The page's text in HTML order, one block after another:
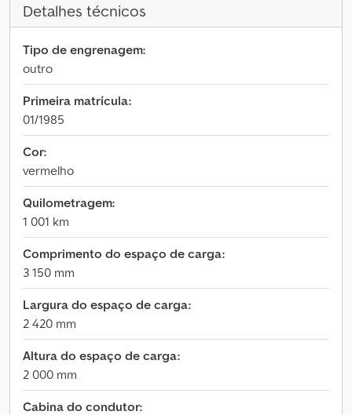
Detalhes técnicos
Tipo de engrenagem:
outro
Primeira matrícula:
01/1985
Cor:
vermelho
Quilometragem:
1 001 km
Comprimento do espaço de carga:
3 150 mm
Largura do espaço de carga:
2 420 mm
Altura do espaço de carga:
2 000 mm
Cabina do condutor: